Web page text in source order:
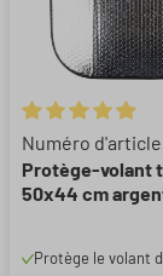
Note moyenne
Numéro
Protège-volant
50x44 cm
Protège le volant